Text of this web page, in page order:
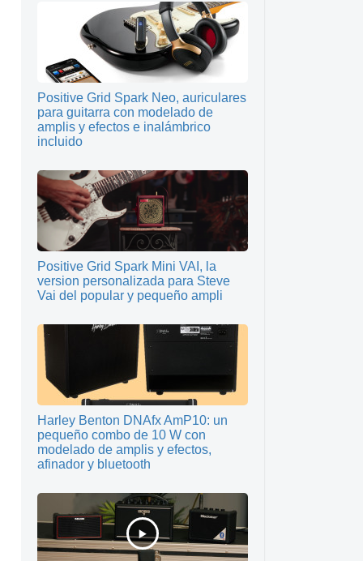
Positive Grid Spark Neo, auriculares
para guitarra con modelado de
amplis y efectos e inalámbrico
incluido
Positive Grid Spark Mini VAI, la
version personalizada para Steve
Vai del popular y pequeño ampli
Harley Benton DNAfx AmP10: un
pequeño combo de 10 W con
modelado de amplis y efectos,
afinador y bluetooth